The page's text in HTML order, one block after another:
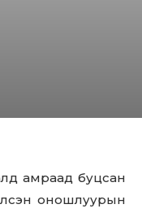
амраад буцсан
оношлуурын